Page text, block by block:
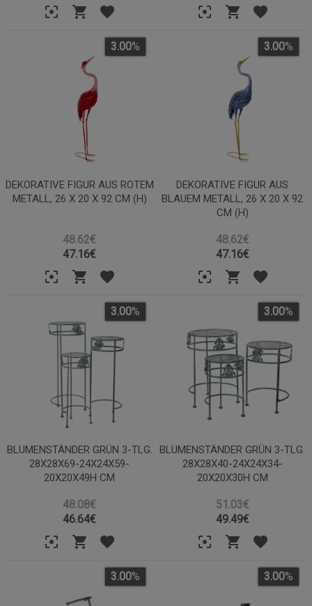
DEKORATIVE FIGUR AUS ROTEM
METALL, 26 X 20 X 92 CM (H)
48.62€
3.00%
47.16€
DEKORATIVE FIGUR AUS
BLAUEM METALL, 26 X 20 X 92
CM (H)
48.62€
3.00%
47.16€
BLUMENSTÄNDER GRÜN 3-TLG.
28X28X69-24X24X59-
20X20X49H CM
48.08€
3.00%
46.64€
BLUMENSTÄNDER GRÜN 3-TLG.
28X28X40-24X24X34-
20X20X30H CM
51.03€
3.00%
49.49€
3.00% 3.00%